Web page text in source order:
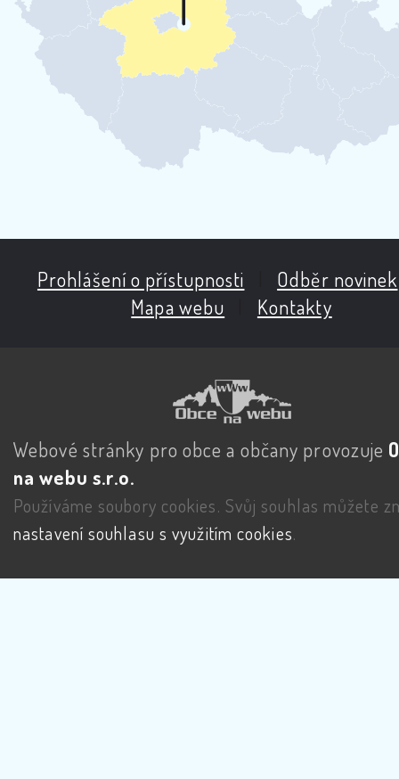
Prohlášení o přístupnosti Odběr novinek
Mapa webu
Kontakty
Webové stránky pro obce a občany provozuje
na webu s.r.o.
Používáme soubory cookies. Svůj souhlas můžete
nastavení souhlasu s využitím cookies.